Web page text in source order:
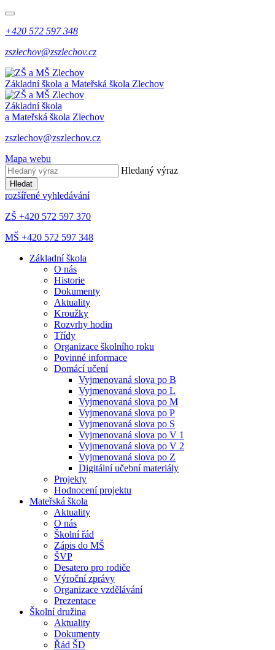
+420 572 597 348
zszlechov@zszlechov.cz
Základní škola a Mateřská škola Zlechov
Základní škola
a Mateřská škola Zlechov
zszlechov@zszlechov.cz
Mapa webu
Hledaný výraz
Hledat
rozšířené vyhledávání
ZŠ +420 572 597 370
MŠ +420 572 597 348
Základní škola
O nás
Historie
Dokumenty
Aktuality
Kroužky
Rozvrhy hodin
Třídy
Organizace školního roku
Povinné informace
Domácí učení
Vyjmenovaná slova po B
Vyjmenovaná slova po L
Vyjmenovaná slova po M
Vyjmenovaná slova po P
Vyjmenovaná slova po S
Vyjmenovaná slova po V 1
Vyjmenovaná slova po V 2
Vyjmenovaná slova po Z
Digitální učební materiály
Projekty
Hodnocení projektu
Mateřská škola
Aktuality
O nás
Školní řád
Zápis do MŠ
ŠVP
Desatero pro rodiče
Výroční zprávy
Organizace vzdělávání
Prezentace
Školní družina
Aktuality
Dokumenty
Řád ŠD